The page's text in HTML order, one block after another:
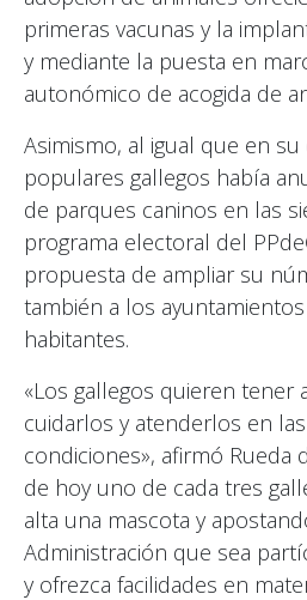
primeras vacunas y la
y mediante la puesta en
autonómico de acogida de
Asimismo, al igual que en
populares gallegos había
de parques caninos en las
programa electoral del
propuesta de ampliar su
también a los
habitantes.
«Los gallegos quieren tener
cuidarlos y atenderlos en
condiciones», afirmó Rueda
de hoy uno de cada tres
alta una mascota y
Administración que sea
y ofrezca facilidades en